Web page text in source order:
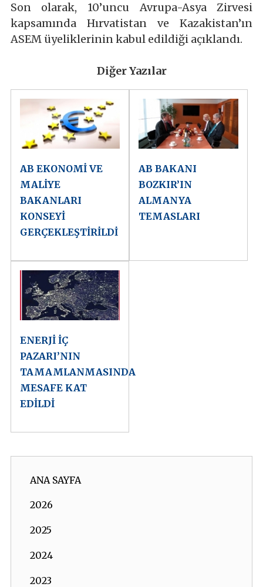
Son olarak, 10’uncu Avrupa-Asya Zirvesi
kapsamında Hırvatistan ve Kazakistan’ın
ASEM üyeliklerinin kabul edildiği açıklandı.
Diğer Yazılar
AB EKONOMİ VE
MALİYE
BAKANLARI
KONSEYİ
GERÇEKLEŞTİRİLDİ
AB BAKANI
BOZKIR’IN
ALMANYA
TEMASLARI
ENERJİ İÇ
PAZARI’NIN
TAMAMLANMASINDA
MESAFE KAT
EDİLDİ
ANA SAYFA
2026
2025
2024
2023